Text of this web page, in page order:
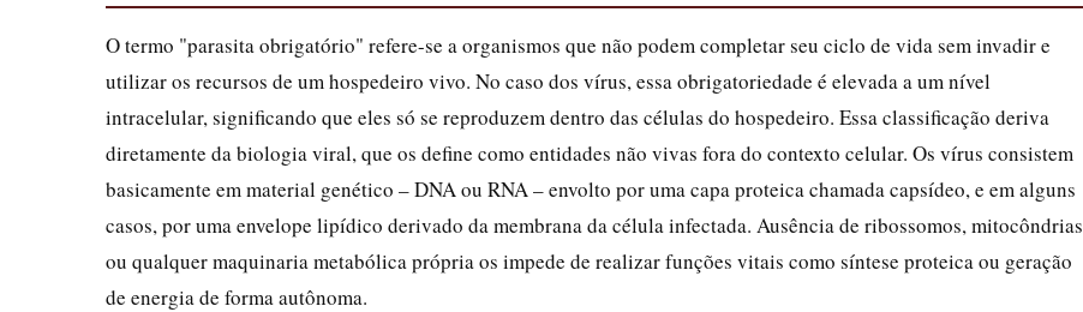
O termo "parasita obrigatório" refere-se a organismos que não podem completar seu ciclo de vida sem invadir e
utilizar os recursos de um hospedeiro vivo. No caso dos vírus, essa obrigatoriedade é elevada a um nível
intracelular, significando que eles só se reproduzem dentro das células do hospedeiro. Essa classificação deriva
diretamente da biologia viral, que os define como entidades não vivas fora do contexto celular. Os vírus consistem
basicamente em material genético – DNA ou RNA – envolto por uma capa proteica chamada capsídeo, e em alguns
casos, por uma envelope lipídico derivado da membrana da célula infectada. Ausência de ribossomos, mitocôndrias
ou qualquer maquinaria metabólica própria os impede de realizar funções vitais como síntese proteica ou geração
de energia de forma autônoma.